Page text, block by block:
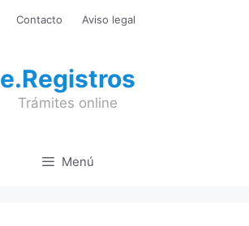
Contacto Aviso legal
e.Registros
Trámites online
Menú